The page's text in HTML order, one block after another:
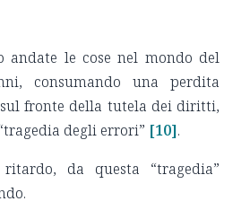
andate le cose nel mondo del
consumando una perdita
fronte della tutela dei diritti,
degli errori” [10].
da questa “tragedia”